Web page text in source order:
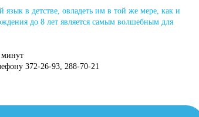
язык в детстве, овладеть им в той же мере, как и
до 8 лет является самым волшебным для
минут
372-26-93, 288-70-21